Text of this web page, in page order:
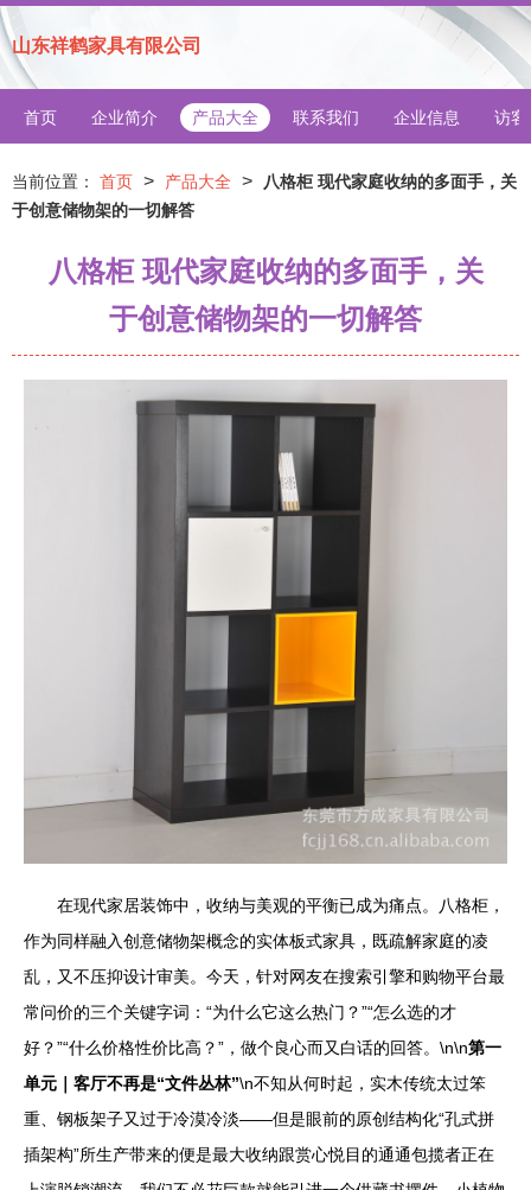
山东祥鹤家具有限公司
首页 企业简介 产品大全 联系我们 企业信息 访客
当前位置： 首页 > 产品大全 >
八格柜 现代家庭收纳的多面手，关
于创意储物架的一切解答
八格柜 现代家庭收纳的多面手，关
于创意储物架的一切解答
在现代家居装饰中，收纳与美观的平衡已成为痛点。八格柜，
作为同样融入创意储物架概念的实体板式家具，既疏解家庭的凌
乱，又不压抑设计审美。今天，针对网友在搜索引擎和购物平台最
常问价的三个关键字词：“为什么它这么热门？”“怎么选的才
好？”“什么价格性价比高？”，做个良心而又白话的回答。\n\n第一
单元｜客厅不再是“文件丛林”\n不知从何时起，实木传统太过笨
重、钢板架子又过于冷漠冷淡——但是眼前的原创结构化“孔式拼
插架构”所生产带来的便是最大收纳跟赏心悦目的通通包揽者正在